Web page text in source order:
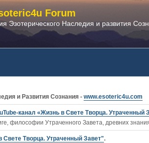
Forum
Эзотерического Наследия и развития
и Развития Сознания - www.esoteric4u.com
«Жизнь в Свете Творца. Утраченный
философии Утраченного Завета, древних
Свете Творца. Утраченный Завет".